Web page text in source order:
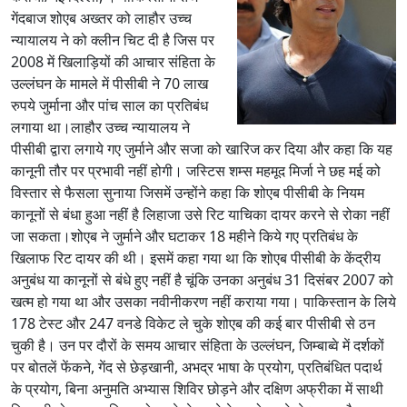
गेंदबाज शोएब अख्तर को लाहौर उच्च
न्यायालय ने को क्लीन चिट दी है जिस पर
2008 में खिलाड़ियों की आचार संहिता के
उल्लंघन के मामले में पीसीबी ने 70 लाख
रुपये जुर्माना और पांच साल का प्रतिबंध
लगाया था।लाहौर उच्च न्यायालय ने
पीसीबी द्वारा लगाये गए जुर्माने और सजा को खारिज कर दिया और कहा कि यह
कानूनी तौर पर प्रभावी नहीं होगी। जस्टिस शम्स महमूद मिर्जा ने छह मई को
विस्तार से फैसला सुनाया जिसमें उन्होंने कहा कि शोएब पीसीबी के नियम
कानूनों से बंधा हुआ नहीं है लिहाजा उसे रिट याचिका दायर करने से रोका नहीं
जा सकता।शोएब ने जुर्माने और घटाकर 18 महीने किये गए प्रतिबंध के
खिलाफ रिट दायर की थी। इसमें कहा गया था कि शोएब पीसीबी के केंद्रीय
अनुबंध या कानूनों से बंधे हुए नहीं है चूंकि उनका अनुबंध 31 दिसंबर 2007 को
खत्म हो गया था और उसका नवीनीकरण नहीं कराया गया। पाकिस्तान के लिये
178 टेस्ट और 247 वनडे विकेट ले चुके शोएब की कई बार पीसीबी से ठन
चुकी है। उन पर दौरों के समय आचार संहिता के उल्लंघन, जिम्बाब्वे में दर्शकों
पर बोतलें फेंकने, गेंद से छेड़खानी, अभद्र भाषा के प्रयोग, प्रतिबंधित पदार्थ
के प्रयोग, बिना अनुमति अभ्यास शिविर छोड़ने और दक्षिण अफ्रीका में साथी